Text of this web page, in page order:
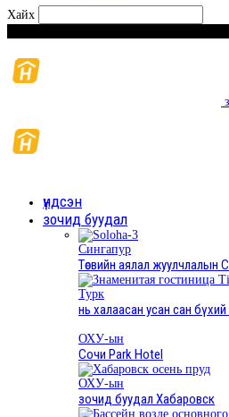
Хайх
үндсэн
зочид буудал
Сингапур
Төсвийн аялал жуулчлалын
Турк
нь халаасан усан сан
ОХУ-ын
Сочи Park Hotel
ОХУ-ын
зочид буудал Хабаровск